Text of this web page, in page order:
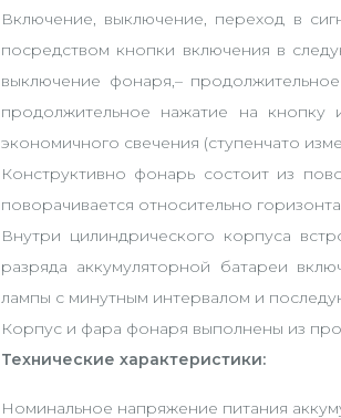
Включение, выключение, переход в
посредством кнопки включения в
выключение фонаря,–
продолжительное нажатие на
экономичного свечения (ступенчато
Конструктивно фонарь состоит из
поворачивается относительно
Внутри цилиндрического корпуса
разряда аккумуляторной батареи
лампы с минутным интервалом и
Корпус и фара фонаря выполнены из
Технические характеристики:
Номинальное напряжение питания